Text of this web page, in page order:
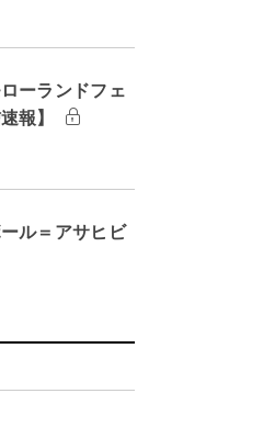
ーランドフェ
報】
ル＝アサヒビ